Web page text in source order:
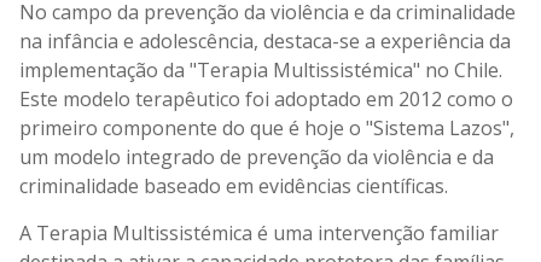
No campo da prevenção da violência e da criminalidade
na infância e adolescência, destaca-se a experiência da
implementação da "Terapia Multissistémica" no Chile.
Este modelo terapêutico foi adoptado em 2012 como o
primeiro componente do que é hoje o "Sistema Lazos",
um modelo integrado de prevenção da violência e da
criminalidade baseado em evidências científicas.
A Terapia Multissistémica é uma intervenção familiar